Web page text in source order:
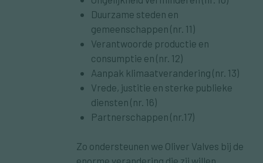
Duurzame steden en
gemeenschappen (nr. 11)
Verantwoorde productie en
consumptie en (nr. 12)
Aanpak klimaatverandering (nr. 13)
Vrede, justitie en sterke publieke
diensten (nr. 16)
Partnerschappen (nr.17)
Zo ondersteunen we Oliver Valves bij de